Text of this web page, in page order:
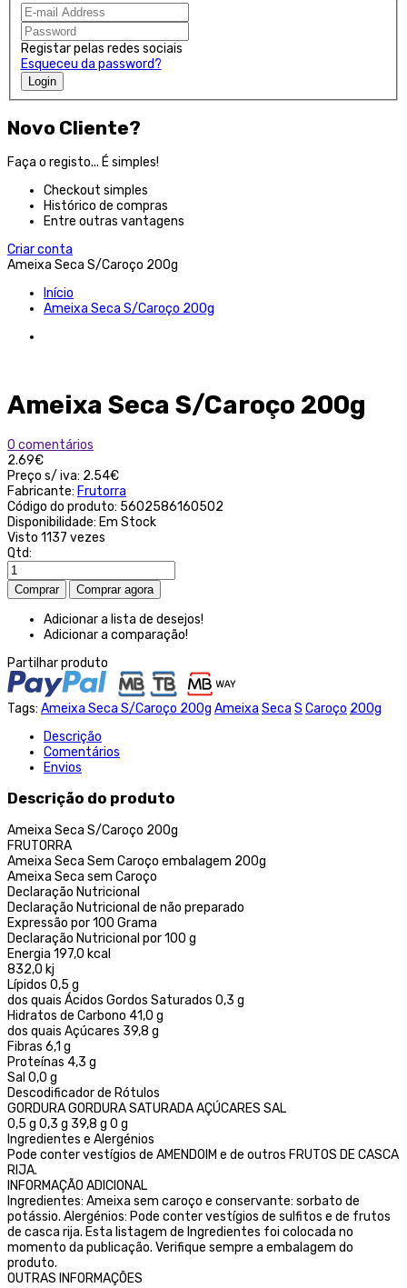
Registar pelas redes sociais
Esqueceu da password?
Login
Novo Cliente?
Faça o registo... É simples!
Checkout simples
Histórico de compras
Entre outras vantagens
Criar conta
Ameixa Seca S/Caroço 200g
Início
Ameixa Seca S/Caroço 200g
Ameixa Seca S/Caroço 200g
0 comentários
2.69€
Preço s/ iva: 2.54€
Fabricante: Frutorra
Código do produto: 5602586160502
Disponibilidade: Em Stock
Visto 1137 vezes
Qtd:
Adicionar a lista de desejos!
Adicionar a comparação!
Partilhar produto
Tags: Ameixa Seca S/Caroço 200g Ameixa Seca S Caroço 200g
Descrição
Comentários
Envios
Descrição do produto
Ameixa Seca S/Caroço 200g
FRUTORRA
Ameixa Seca Sem Caroço embalagem 200g
Ameixa Seca sem Caroço
Declaração Nutricional
Declaração Nutricional de não preparado
Expressão por 100 Grama
Declaração Nutricional por 100 g
Energia 197,0 kcal
832,0 kj
Lípidos 0,5 g
dos quais Ácidos Gordos Saturados 0,3 g
Hidratos de Carbono 41,0 g
dos quais Açúcares 39,8 g
Fibras 6,1 g
Proteínas 4,3 g
Sal 0,0 g
Descodificador de Rótulos
GORDURA GORDURA SATURADA AÇÚCARES SAL
0,5 g 0,3 g 39,8 g 0 g
Ingredientes e Alergénios
Pode conter vestígios de AMENDOIM e de outros FRUTOS DE CASCA
RIJA.
INFORMAÇÃO ADICIONAL
Ingredientes: Ameixa sem caroço e conservante: sorbato de
potássio. Alergénios: Pode conter vestígios de sulfitos e de frutos
de casca rija. Esta listagem de Ingredientes foi colocada no
momento da publicação. Verifique sempre a embalagem do
produto.
OUTRAS INFORMAÇÕES